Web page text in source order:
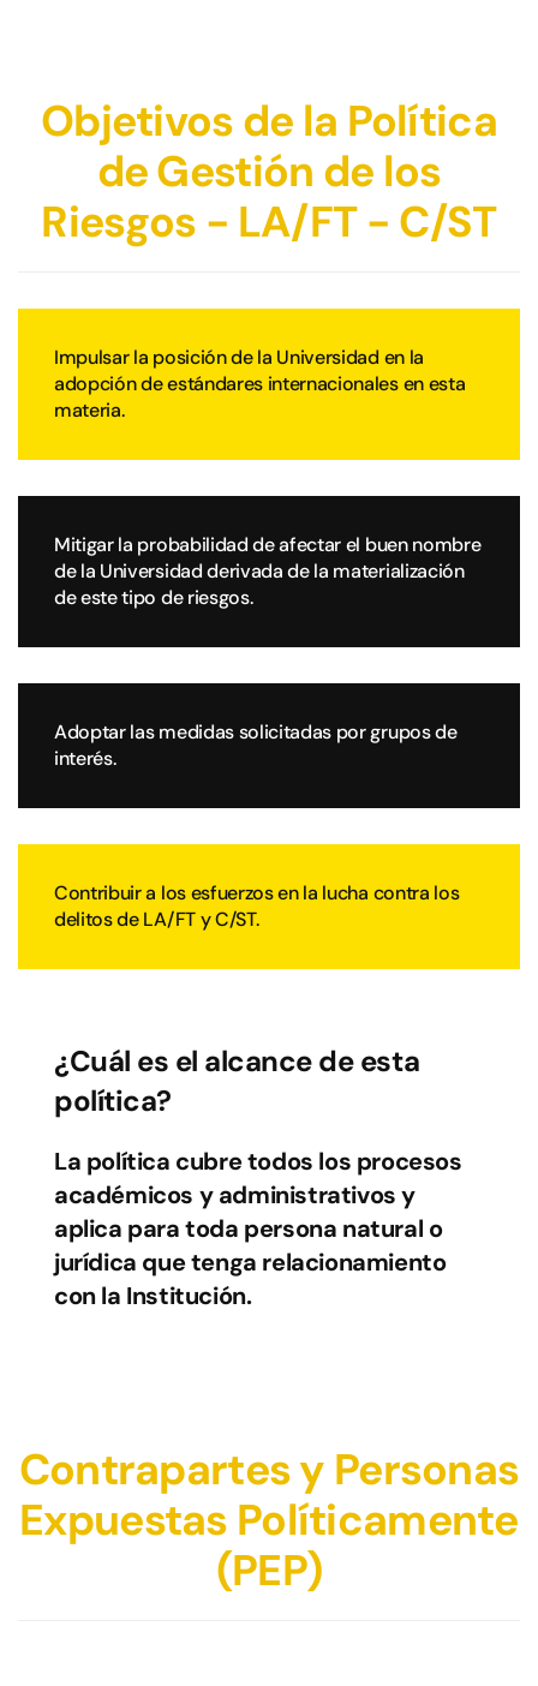
Objetivos de la Política
de Gestión de los
Riesgos - LA/FT - C/ST
Impulsar la posición de la Universidad en la
adopción de estándares internacionales en esta
materia.
Mitigar la probabilidad de afectar el buen nombre
de la Universidad derivada de la materialización
de este tipo de riesgos.
Adoptar las medidas solicitadas por grupos de
interés.
Contribuir a los esfuerzos en la lucha contra los
delitos de LA/FT y C/ST.
¿Cuál es el alcance de esta
política?
La política cubre todos los procesos
académicos y administrativos y
aplica para toda persona natural o
jurídica que tenga relacionamiento
con la Institución.
Contrapartes y Personas
Expuestas Políticamente
(PEP)